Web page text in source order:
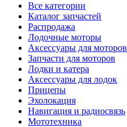
Все категории
Каталог запчастей
Распродажа
Лодочные моторы
Аксессуары для моторов
Запчасти для моторов
Лодки и катера
Аксессуары для лодок
Прицепы
Эхолокация
Навигация и радиосвязь
Мототехника